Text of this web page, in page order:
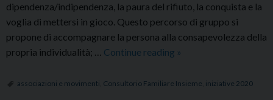
dipendenza/indipendenza, la paura del rifiuto, la conquista e la
voglia di mettersi in gioco. Questo percorso di gruppo si
propone di accompagnare la persona alla consapevolezza della
propria individualità; … Continue reading In
con
»
associazioni e movimenti Consultorio Familiare Insieme iniziative 2020